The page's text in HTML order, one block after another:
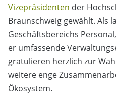
Vizepräsidenten der
Braunschweig gewählt. Als
Geschäftsbereichs
er umfassende
gratulieren herzlich zur
weitere enge
Ökosystem.